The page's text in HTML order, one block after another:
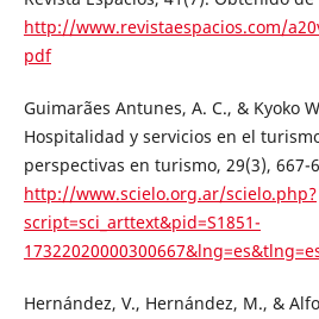
http://www.revistaespacios.com/
pdf
Guimarães Antunes, A. C., & Kyoko
Hospitalidad y servicios en el
perspectivas en turismo, 29(3), 667-
http://www.scielo.org.ar/scielo.php?
script=sci_arttext&pid=S1851-
Hernández, V., Hernández, M., &